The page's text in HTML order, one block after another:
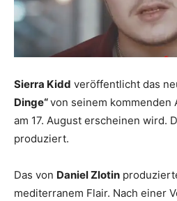
Sierra Kidd veröffentlicht das
Dinge“von seinem kommenden
am 17. August erscheinen wird.
produziert.
Das von Daniel Zlotin
mediterranem Flair. Nach einer